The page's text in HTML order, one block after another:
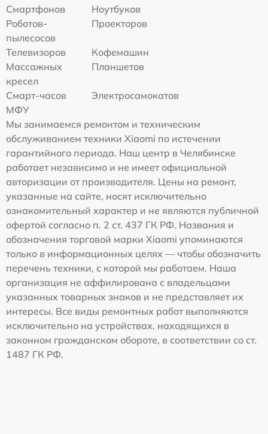
Смартфонов
Ноутбуков
Роботов-
пылесосов
Проекторов
Телевизоров
Кофемашин
Массажных
кресел
Планшетов
Смарт-часов
Электросамокатов
МФУ
Мы занимаемся ремонтом и техническим
обслуживанием техники Xiaomi по истечении
гарантийного периода. Наш центр в Челябинске
работает независимо и не имеет официальной
авторизации от производителя. Цены на ремонт,
указанные на сайте, носят исключительно
ознакомительный характер и не являются публичной
офертой согласно п. 2 ст. 437 ГК РФ. Названия и
обозначения торговой марки Xiaomi упоминаются
только в информационных целях — чтобы обозначить
перечень техники, с которой мы работаем. Наша
организация не аффилирована с владельцами
указанных товарных знаков и не представляет их
интересы. Все виды ремонтных работ выполняются
исключительно на устройствах, находящихся в
законном гражданском обороте, в соответствии со ст.
1487 ГК РФ.